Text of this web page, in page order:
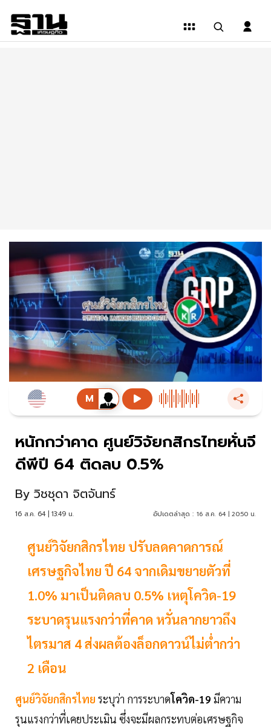
หนักกว่าคาด ศูนย์วิจัยกสิกรไทยหั่นจี
ดีพีปี 64 ติดลบ 0.5%
By วิชชุดา จิตจันทร์
16 ส.ค. 64 | 13:49 น. อัปเดตล่าสุด : 16 ส.ค. 64 | 20:50 น.
ศูนย์วิจัยกสิกรไทย ปรับลดคาดการณ์
เศรษฐกิจไทย ปี 64 จากเดิมขยายตัวที่
1.0% มาเป็นติดลบ 0.5% เหตุโควิด-19
ระบาดรุนแรงกว่าที่คาด หวั่นลากยาวถึง
ไตรมาส 4 ส่งผลต้องล็อกดาวน์ไม่ต่ำกว่า
2 เดือน
ศูนย์วิจัยกสิกรไทย ระบุว่า การระบาดโควิด-19 มีความ
รุนแรงกว่าที่เคยประเมิน ซึ่งจะมีผลกระทบต่อเศรษฐกิจ